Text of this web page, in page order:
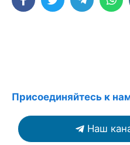
Присоединяйтесь к
Наш